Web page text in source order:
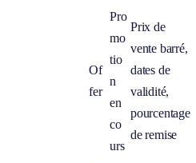
Of
fer
Pro
mo
tio
n
en
co
urs
Prix de
vente barré,
dates de
validité,
pourcentage
de remise